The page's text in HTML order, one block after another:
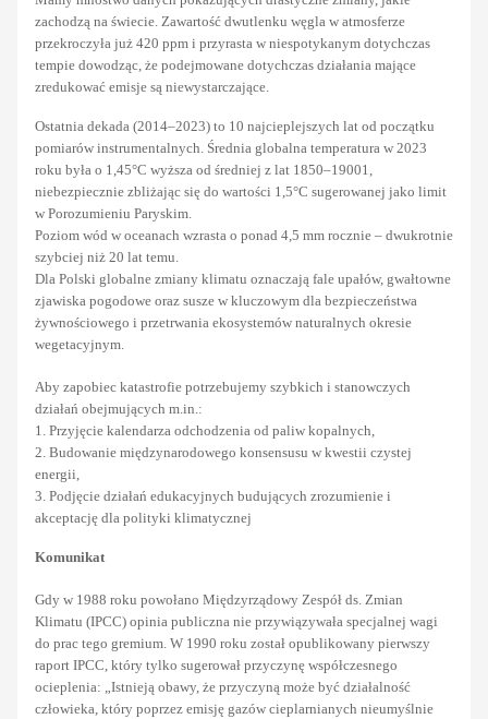
zachodzą na świecie. Zawartość dwutlenku węgla w atmosferze
przekroczyła już 420 ppm i przyrasta w niespotykanym dotychczas
tempie dowodząc, że podejmowane dotychczas działania mające
zredukować emisje są niewystarczające.
Ostatnia dekada (2014–2023) to 10 najcieplejszych lat od początku
pomiarów instrumentalnych. Średnia globalna temperatura w 2023
roku była o 1,45°C wyższa od średniej z lat 1850–19001,
niebezpiecznie zbliżając się do wartości 1,5°C sugerowanej jako limit
w Porozumieniu Paryskim.
Poziom wód w oceanach wzrasta o ponad 4,5 mm rocznie – dwukrotnie
szybciej niż 20 lat temu.
Dla Polski globalne zmiany klimatu oznaczają fale upałów, gwałtowne
zjawiska pogodowe oraz susze w kluczowym dla bezpieczeństwa
żywnościowego i przetrwania ekosystemów naturalnych okresie
wegetacyjnym.
Aby zapobiec katastrofie potrzebujemy szybkich i stanowczych
działań obejmujących m.in.:
1. Przyjęcie kalendarza odchodzenia od paliw kopalnych,
2. Budowanie międzynarodowego konsensusu w kwestii czystej
energii,
3. Podjęcie działań edukacyjnych budujących zrozumienie i
akceptację dla polityki klimatycznej
Komunikat
Gdy w 1988 roku powołano Międzyrządowy Zespół ds. Zmian
Klimatu (IPCC) opinia publiczna nie przywiązywała specjalnej wagi
do prac tego gremium. W 1990 roku został opublikowany pierwszy
raport IPCC, który tylko sugerował przyczynę współczesnego
ocieplenia: „Istnieją obawy, że przyczyną może być działalność
człowieka, który poprzez emisję gazów cieplarnianych nieumyślnie